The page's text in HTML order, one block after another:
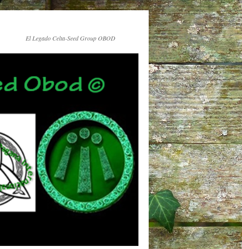
El Legado Celta-Seed Group OBOD